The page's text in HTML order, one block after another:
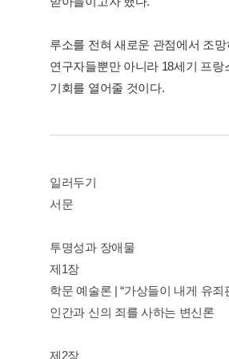
루소를 전혀 새로운 관점에서 조
연구자들뿐만 아니라 18세기 프
기회를 열어줄 것이다.
일러두기
서문
투명성과 장애물
제1장
학문 예술론 | “가상들이 내게 유
인간과 신의 죄를 사하는 변신론
제2장